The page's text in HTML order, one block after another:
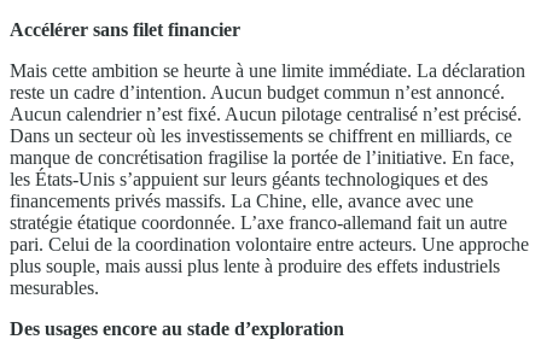
Accélérer sans filet financier
Mais cette ambition se heurte à une limite immédiate. La déclaration
reste un cadre d’intention. Aucun budget commun n’est annoncé.
Aucun calendrier n’est fixé. Aucun pilotage centralisé n’est précisé.
Dans un secteur où les investissements se chiffrent en milliards, ce
manque de concrétisation fragilise la portée de l’initiative. En face,
les États-Unis s’appuient sur leurs géants technologiques et des
financements privés massifs. La Chine, elle, avance avec une
stratégie étatique coordonnée. L’axe franco-allemand fait un autre
pari. Celui de la coordination volontaire entre acteurs. Une approche
plus souple, mais aussi plus lente à produire des effets industriels
mesurables.
Des usages encore au stade d’exploration